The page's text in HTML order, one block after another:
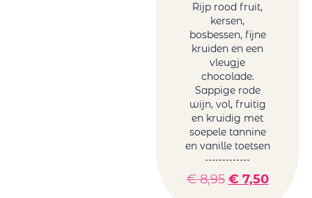
Rijp rood fruit,
kersen,
bosbessen, fijne
kruiden en een
vleugje
chocolade.
Sappige rode
wijn, vol, fruitig
en kruidig met
soepele tannine
en vanille toetsen
€8,95 € 7,50